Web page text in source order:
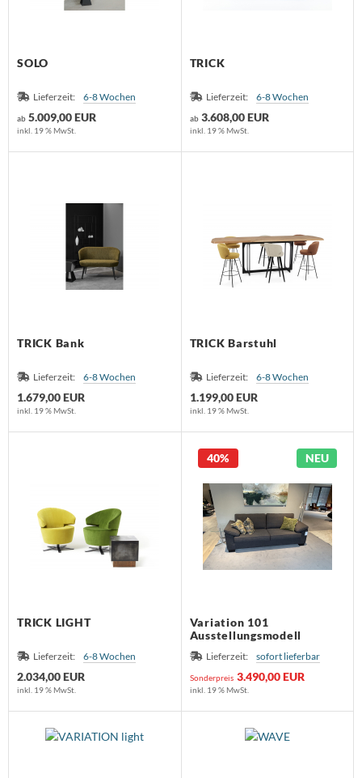
SOLO
Lieferzeit: 6-8 Wochen
ab 5.009,00 EUR
inkl. 19 % MwSt.
TRICK
Lieferzeit: 6-8 Wochen
ab 3.608,00 EUR
inkl. 19 % MwSt.
TRICK Bank
Lieferzeit: 6-8 Wochen
1.679,00 EUR
inkl. 19 % MwSt.
TRICK Barstuhl
Lieferzeit: 6-8 Wochen
1.199,00 EUR
inkl. 19 % MwSt.
TRICK LIGHT
Lieferzeit: 6-8 Wochen
2.034,00 EUR
inkl. 19 % MwSt.
NEU
Variation 101
Ausstellungsmodell
Lieferzeit: sofort lieferbar
Sonderpreis 3.490,00 EUR
40%
inkl. 19 % MwSt.